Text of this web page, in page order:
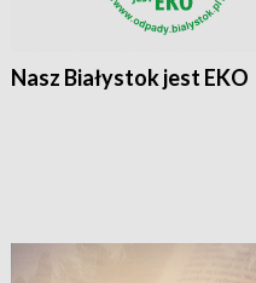
Nasz Białystok jest EKO